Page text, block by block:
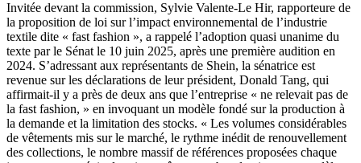
Invitée devant la commission, Sylvie Valente-Le Hir, rapporteure de
la proposition de loi sur l’impact environnemental de l’industrie
textile dite « fast fashion », a rappelé l’adoption quasi unanime du
texte par le Sénat le 10 juin 2025, après une première audition en
2024. S’adressant aux représentants de Shein, la sénatrice est
revenue sur les déclarations de leur président, Donald Tang, qui
affirmait-il y a près de deux ans que l’entreprise « ne relevait pas de
la fast fashion, » en invoquant un modèle fondé sur la production à
la demande et la limitation des stocks. « Les volumes considérables
de vêtements mis sur le marché, le rythme inédit de renouvellement
des collections, le nombre massif de références proposées chaque